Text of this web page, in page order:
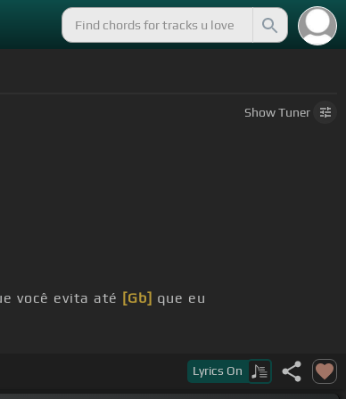
ShowTuner
você evita até [Gb] que eu
Lyrics On